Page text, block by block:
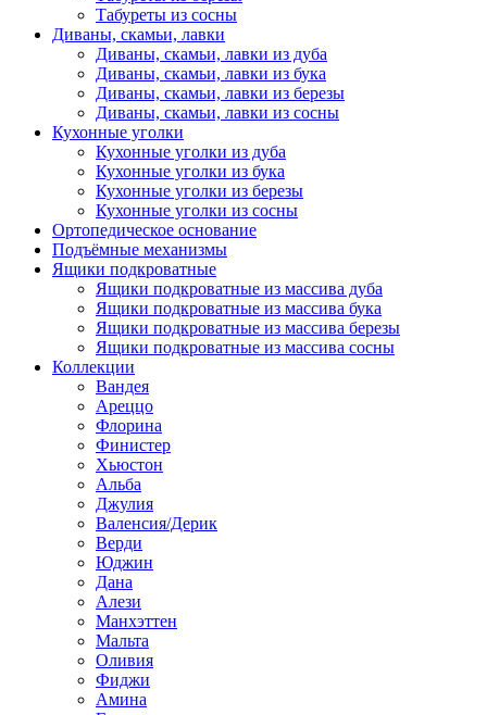
Табуреты из сосны
Диваны, скамьи, лавки
Диваны, скамьи, лавки из дуба
Диваны, скамьи, лавки из бука
Диваны, скамьи, лавки из березы
Диваны, скамьи, лавки из сосны
Кухонные уголки
Кухонные уголки из дуба
Кухонные уголки из бука
Кухонные уголки из березы
Кухонные уголки из сосны
Ортопедическое основание
Подъёмные механизмы
Ящики подкроватные
Ящики подкроватные из массива дуба
Ящики подкроватные из массива бука
Ящики подкроватные из массива березы
Ящики подкроватные из массива сосны
Коллекции
Вандея
Ареццо
Флорина
Финистер
Хьюстон
Альба
Джулия
Валенсия/Дерик
Верди
Юджин
Дана
Алези
Манхэттен
Мальта
Оливия
Фиджи
Амина